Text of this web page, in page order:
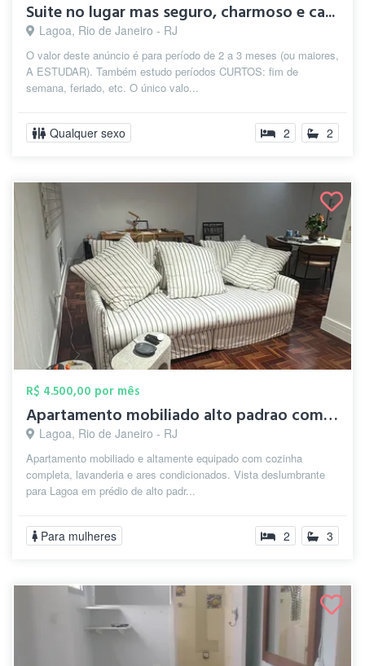
Suite no lugar mas seguro, charmoso e ca...
Lagoa, Rio de Janeiro - RJ
O valor deste anúncio é para período de 2 a 3 meses (ou maiores,
A ESTUDAR). Também estudo períodos CURTOS: fim de
semana, feriado, etc. O único valo...
Qualquer sexo 2 2
R$ 4.500,00 por mês
Apartamento mobiliado alto padrao com vi...
Lagoa, Rio de Janeiro - RJ
Apartamento mobiliado e altamente equipado com cozinha
completa, lavanderia e ares condicionados. Vista deslumbrante
para Lagoa em prédio de alto padr...
Para mulheres 2 3